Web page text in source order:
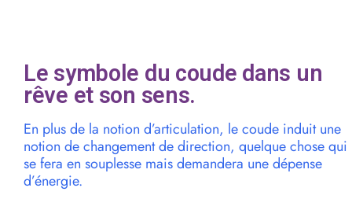
Le symbole du coude dans un
rêve et son sens.
En plus de la notion d’articulation, le coude induit une
notion de changement de direction, quelque chose qui
se fera en souplesse mais demandera une dépense
d’énergie.